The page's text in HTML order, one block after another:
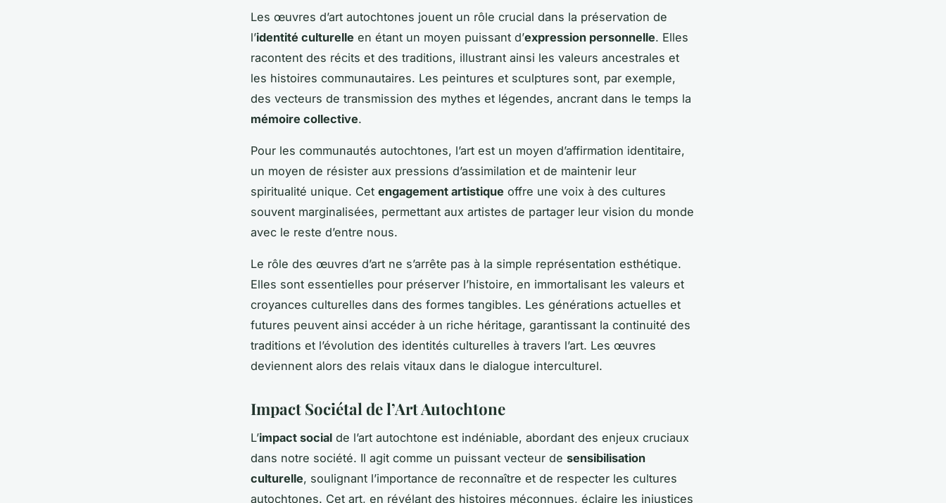
Les œuvres d’art autochtones jouent un rôle crucial dans la préservation de
l’identité culturelle en étant un moyen puissant d’expression personnelle. Elles
racontent des récits et des traditions, illustrant ainsi les valeurs ancestrales et
les histoires communautaires. Les peintures et sculptures sont, par exemple,
des vecteurs de transmission des mythes et légendes, ancrant dans le temps la
mémoire collective.
Pour les communautés autochtones, l’art est un moyen d’affirmation identitaire,
un moyen de résister aux pressions d’assimilation et de maintenir leur
spiritualité unique. Cet engagement artistique offre une voix à des cultures
souvent marginalisées, permettant aux artistes de partager leur vision du monde
avec le reste d’entre nous.
Le rôle des œuvres d’art ne s’arrête pas à la simple représentation esthétique.
Elles sont essentielles pour préserver l’histoire, en immortalisant les valeurs et
croyances culturelles dans des formes tangibles. Les générations actuelles et
futures peuvent ainsi accéder à un riche héritage, garantissant la continuité des
traditions et l’évolution des identités culturelles à travers l’art. Les œuvres
deviennent alors des relais vitaux dans le dialogue interculturel.
Impact Sociétal de l’Art Autochtone
L’impact social de l’art autochtone est indéniable, abordant des enjeux cruciaux
dans notre société. Il agit comme un puissant vecteur de sensibilisation
culturelle, soulignant l’importance de reconnaître et de respecter les cultures
autochtones. Cet art, en révélant des histoires méconnues, éclaire les injustices